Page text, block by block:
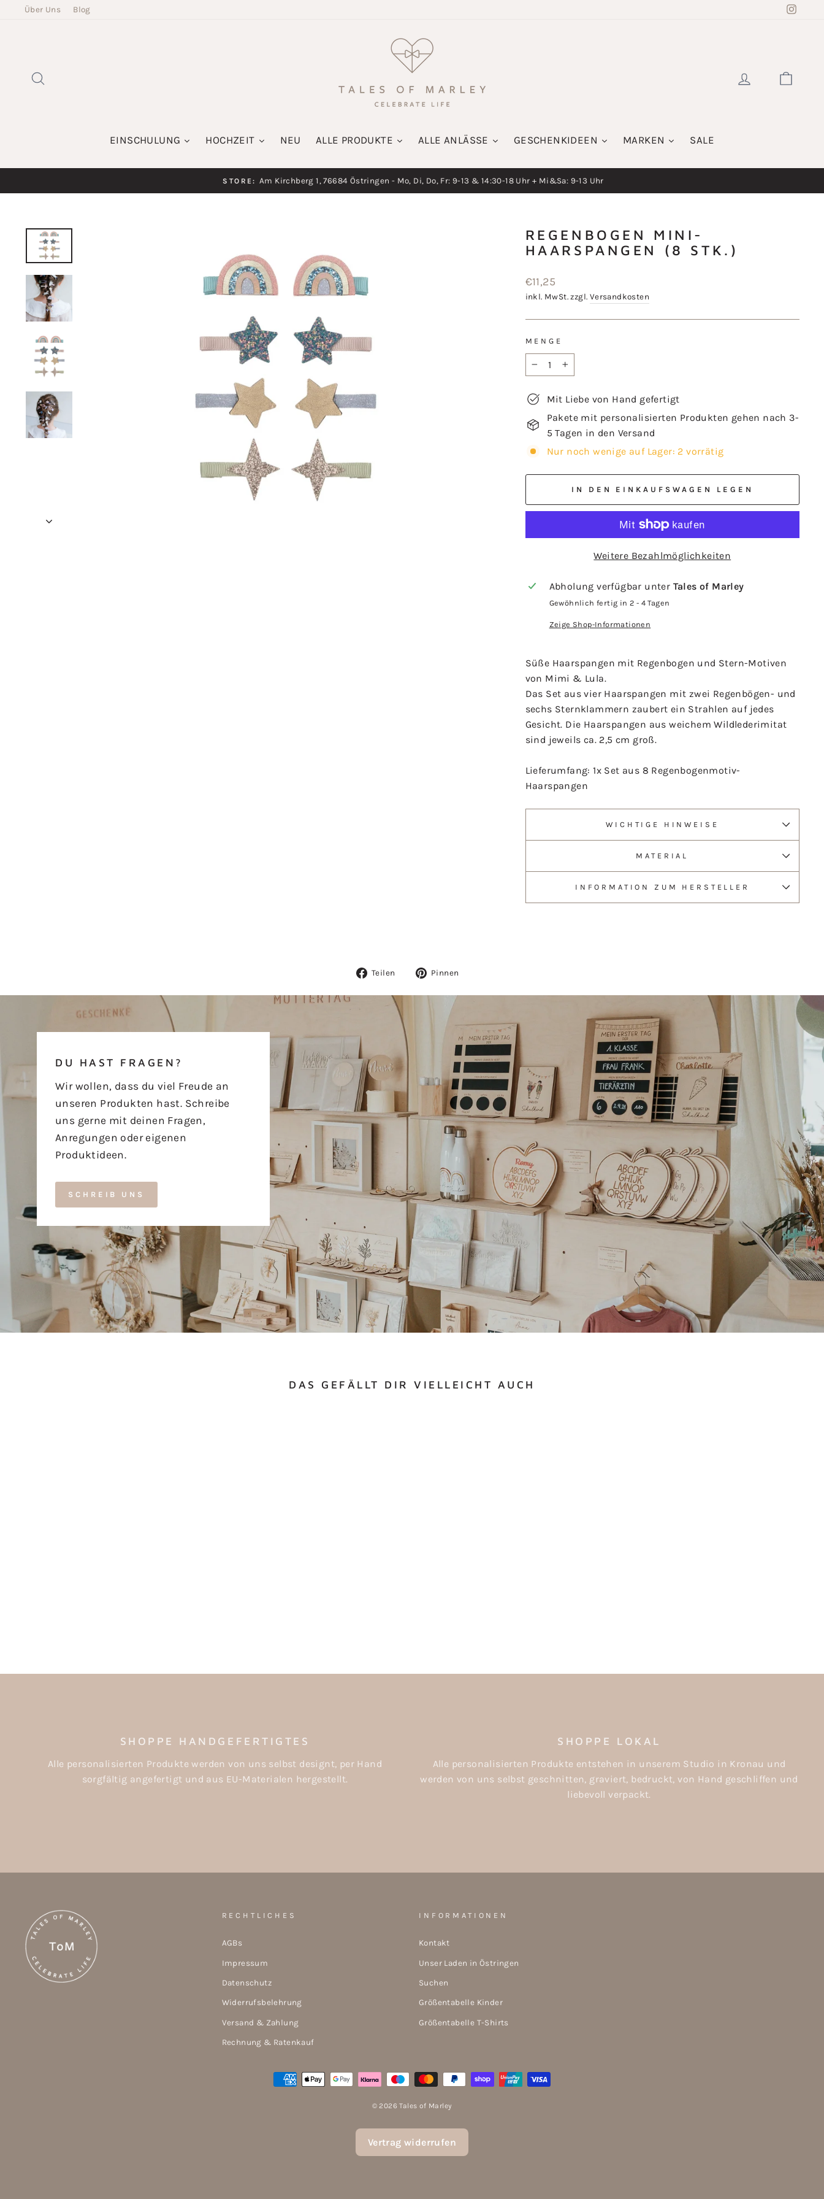
DirektÜber Uns Blog
EINSCHULUNG HOCHZEIT NEU ALLE PRODUKTE ALLE ANLÄSSE GESCHENKIDEEN MARKEN SALE
STORE: Am Kirchberg 1, 76684 Östringen - Mo, Di, Do, Fr: 9-13 & 14:30-18 Uhr + Mi&Sa: 9-13 Uhr
REGENBOGEN MINI-
HAARSPANGEN (8 STK.)
Normaler
Preis
€11,25
inkl. MwSt. zzgl. Versandkosten
MENGE
Mit Liebe von Hand gefertigt
Pakete mit personalisierten Produkten gehen nach 3-
5 Tagen in den Versand
Nur noch wenige auf Lager: 2 vorrätig
IN DEN EINKAUFSWAGEN LEGEN
Weitere Bezahlmöglichkeiten
Abholung verfügbar unter Tales of Marley
Gewöhnlich fertig in 2 - 4 Tagen
Zeige Shop-Informationen
Süße Haarspangen mit Regenbogen und Stern-Motiven
von Mimi & Lula.
Das Set aus vier Haarspangen mit zwei Regenbögen- und
sechs Sternklammern zaubert ein Strahlen auf jedes
Gesicht. Die Haarspangen aus weichem Wildlederimitat
sind jeweils ca. 2,5 cm groß.
Lieferumfang: 1x Set aus 8 Regenbogenmotiv-
Haarspangen
WICHTIGE HINWEISE
MATERIAL
INFORMATION ZUM HERSTELLER
Teilen
Auf
Pinnen
DU HAST FRAGEN?
Wir wollen, dass du viel Freude an
unseren Produkten hast. Schreibe
uns gerne mit deinen Fragen,
Anregungen oder eigenen
Produktideen.
SCHREIB UNS
DAS GEFÄLLT DIR VIELLEICHT AUCH
SHOPPE HANDGEFERTIGTES
Alle personalisierten Produkte werden von uns selbst designt, per Hand
sorgfältig angefertigt und aus EU-Materialen hergestellt.
SHOPPE LOKAL
Alle personalisierten Produkte entstehen in unserem Studio in Kronau und
werden von uns selbst geschnitten, graviert, bedruckt, von Hand geschliffen und
liebevoll verpackt.
RECHTLICHES
AGBs
Impressum
Datenschutz
Widerrufsbelehrung
Versand & Zahlung
Rechnung & Ratenkauf
INFORMATIONEN
Kontakt
Unser Laden in Östringen
Suchen
Größentabelle Kinder
Größentabelle T-Shirts
© 2026 Tales of Marley
Vertrag widerrufen